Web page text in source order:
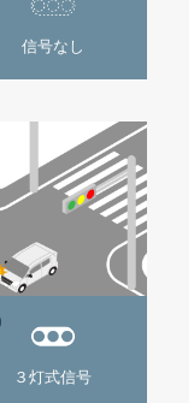
信号なし
３灯式信号